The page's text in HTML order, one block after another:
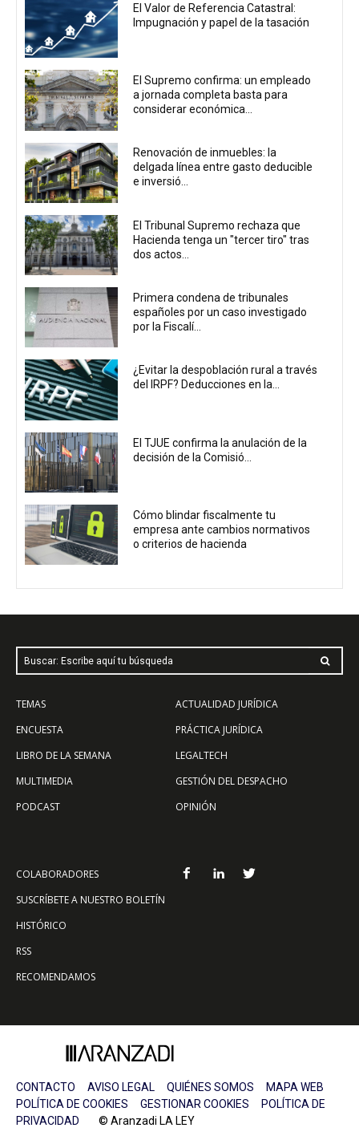
El Valor de Referencia Catastral:
Impugnación y papel de la tasación
El Supremo confirma: un empleado
a jornada completa basta para
considerar económica...
Renovación de inmuebles: la
delgada línea entre gasto deducible
e inversió...
El Tribunal Supremo rechaza que
Hacienda tenga un "tercer tiro" tras
dos actos...
Primera condena de tribunales
españoles por un caso investigado
por la Fiscalí...
¿Evitar la despoblación rural a través
del IRPF? Deducciones en la...
El TJUE confirma la anulación de la
decisión de la Comisió...
Cómo blindar fiscalmente tu
empresa ante cambios normativos
o criterios de hacienda
Buscar: Escribe aquí tu búsqueda
TEMAS
ENCUESTA
LIBRO DE LA SEMANA
MULTIMEDIA
PODCAST
ACTUALIDAD JURÍDICA
PRÁCTICA JURÍDICA
LEGALTECH
GESTIÓN DEL DESPACHO
OPINIÓN
COLABORADORES
SUSCRÍBETE A NUESTRO BOLETÍN
HISTÓRICO
RSS
RECOMENDAMOS
CONTACTO AVISO LEGAL QUIÉNES SOMOS
MAPA WEB
POLÍTICA DE COOKIES
GESTIONAR COOKIES
POLÍTICA DE
PRIVACIDAD © Aranzadi LA LEY